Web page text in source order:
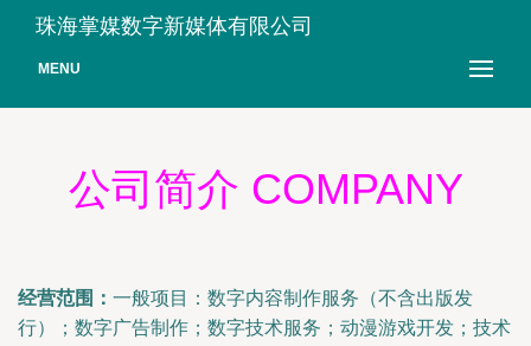
珠海掌媒数字新媒体有限公司
MENU
公司简介 COMPANY
经营范围： 一般项目：数字内容制作服务（不含出版发
行）；数字广告制作；数字技术服务；动漫游戏开发；技术